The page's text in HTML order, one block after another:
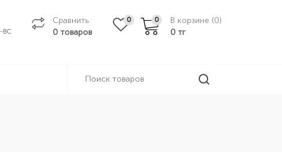
ВС
Сравнить
0 товаров
0 0 В корзине (0)
0 тг